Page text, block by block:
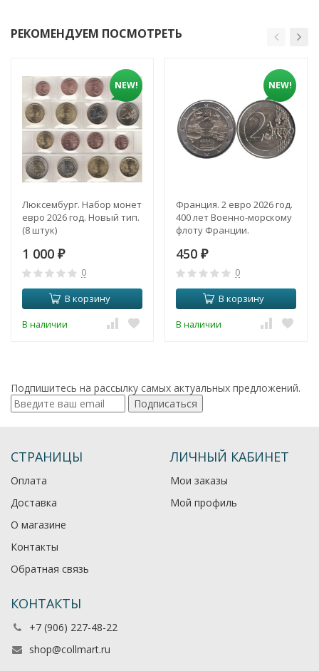
РЕКОМЕНДУЕМ ПОСМОТРЕТЬ
NEW!
Люксембург. Набор монет
евро 2026 год. Новый тип.
(8 штук)
1 000 ₽
0
В корзину
В наличии
NEW!
Франция. 2 евро 2026 год.
400 лет Военно-морскому
флоту Франции.
450 ₽
0
В корзину
В наличии
Подпишитесь на рассылку самых актуальных предложений.
Подписаться
СТРАНИЦЫ
Оплата
Доставка
О магазине
Контакты
Обратная связь
ЛИЧНЫЙ КАБИНЕТ
Мои заказы
Мой профиль
КОНТАКТЫ
+7 (906) 227-48-22
shop@collmart.ru